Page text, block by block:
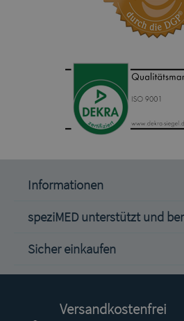
Informationen
speziMED unterstützt und
Sicher einkaufen
Versandkostenfrei